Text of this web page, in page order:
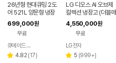
26년형 현대큐밍 2도
어 521L 양문형 냉장
고 실버 가정용 사무실
QRSE52TSS3Y
699,000원
무료
큐에이드 스토어
별 4.82 리
(17)
LG 디오스 AI 오브제
컬렉션 냉장고 (더블매
직스페이스) M876G
BB231
4,550,000원
무료
LG전자
별 5 리
(999+)